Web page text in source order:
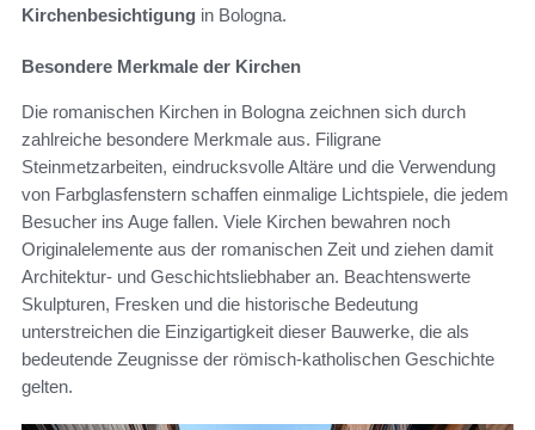
Kirchenbesichtigung in Bologna.
Besondere Merkmale der Kirchen
Die romanischen Kirchen in Bologna zeichnen sich durch
zahlreiche besondere Merkmale aus. Filigrane
Steinmetzarbeiten, eindrucksvolle Altäre und die Verwendung
von Farbglasfenstern schaffen einmalige Lichtspiele, die jedem
Besucher ins Auge fallen. Viele Kirchen bewahren noch
Originalelemente aus der romanischen Zeit und ziehen damit
Architektur- und Geschichtsliebhaber an. Beachtenswerte
Skulpturen, Fresken und die historische Bedeutung
unterstreichen die Einzigartigkeit dieser Bauwerke, die als
bedeutende Zeugnisse der römisch-katholischen Geschichte
gelten.